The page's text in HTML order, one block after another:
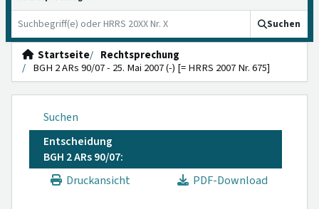
Suchen
Startseite
Rechtsprechung
BGH 2 ARs 90/07 - 25. Mai 2007 (-) [= HRRS 2007 Nr. 675]
Suchen
Entscheidung
BGH 2 ARs 90/07:
Druckansicht
PDF-Download